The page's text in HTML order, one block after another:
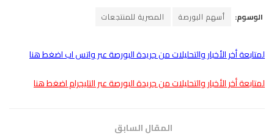
الوسوم: أسهم البورصة المصرية للمنتجعات
لمتابعة أخر الأخبار والتحليلات من جريدة البورصة عبر واتس اب اضغط هنا
لمتابعة أخر الأخبار والتحليلات من جريدة البورصة عبر التليجرام اضغط هنا
المقال السابق